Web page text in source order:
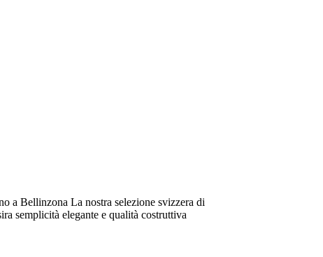
a Bellinzona La nostra selezione svizzera di
semplicità elegante e qualità costruttiva